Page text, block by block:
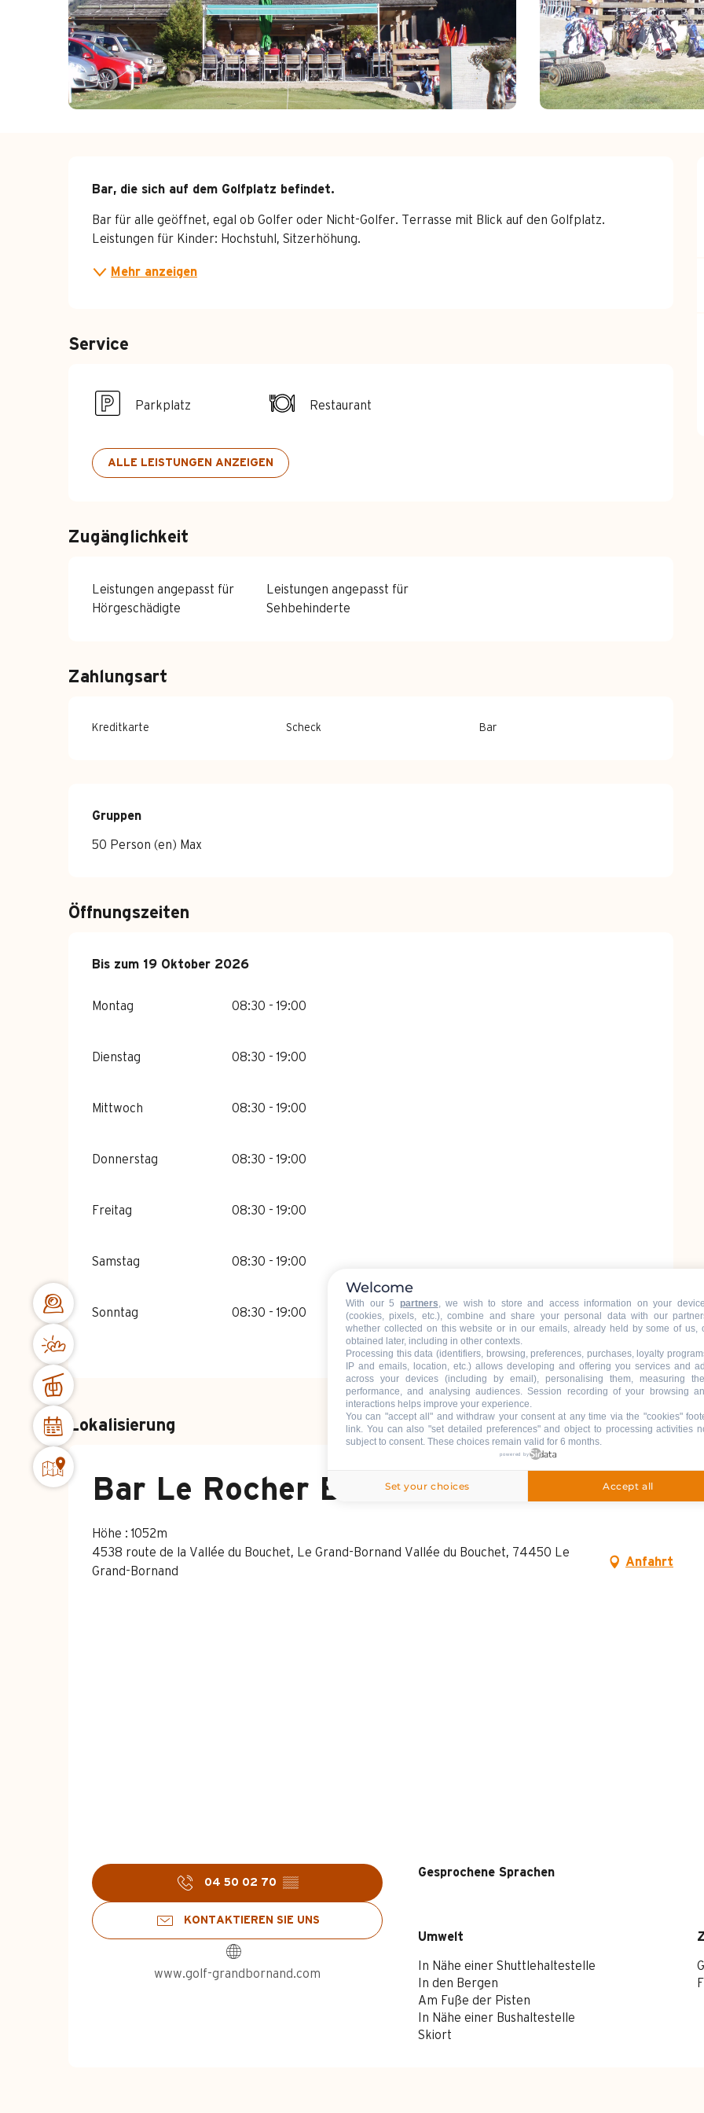
Beschreibung
Bar, die sich auf dem Golfplatz befindet.
Bar für alle geöffnet, egal ob Golfer oder Nicht-Golfer. Terrasse mit Blick auf den Golfplatz.
Leistungen für Kinder: Hochstuhl, Sitzerhöhung.
Mehr anzeigen
Service
Parkplatz Restaurant
ALLE LEISTUNGEN ANZEIGEN
Zugänglichkeit
Leistungen angepasst für
Hörgeschädigte
Leistungen angepasst für
Sehbehinderte
Zahlungsart
Kreditkarte Scheck Bar
Gruppen
Gruppen
50 Person (en) Max
Öffnungszeiten
vom26 April 2026 bis zum
Bis zum 19 Oktober 2026
Montag 08:30 - 19:00
Dienstag 08:30 - 19:00
Mittwoch 08:30 - 19:00
Donnerstag 08:30 - 19:00
Freitag 08:30 - 19:00
Samstag 08:30 - 19:00
Sonntag 08:30 - 19:00
Lokalisierung
Bar Le Rocher Blanc
Höhe : 1052m
4538 route de la Vallée du Bouchet, Le Grand-Bornand Vallée du Bouchet, 74450 Le
Grand-Bornand
Anfahrt
04 50 02 70 ▒▒
KONTAKTIEREN SIE UNS
www.golf-grandbornand.com
Gesprochene Sprachen
Gesprochene Sprachen
Umwelt
Umwelt
In Nähe einer Shuttlehaltestelle
In den Bergen
Am Fuße der Pisten
In Nähe einer Bushaltestelle
Skiort
Welcome
With our 5 partners, we wish to store and access information on your
(cookies, pixels, etc.), combine and share your personal data with our
whether collected on this website or in our emails, already held by some of us,
obtained later, including in other contexts.
Processing this data (identifiers, browsing, preferences, purchases, loyalty
IP and emails, location, etc.) allows developing and offering you services and
across your devices (including by email), personalising them, measuring
performance, and analysing audiences. Session recording of your browsing
interactions helps improve your experience.
You can "accept all" and withdraw your consent at any time via the "cookies"
link. You can also "set detailed preferences" and object to processing activities
subject to consent. These choices remain valid for 6 months.
powered by
Set your choices Accept all